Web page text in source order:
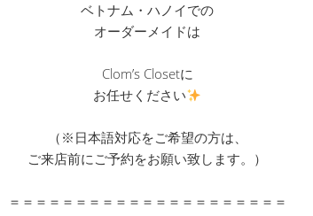
ベトナム・ハノイでの
オーダーメイドは
Clom’s Closetに
お任せください
（※日本語対応をご希望の方は、
ご来店前にご予約をお願い致します。）
＝＝＝＝＝＝＝＝＝＝＝＝＝＝＝＝＝＝＝＝＝